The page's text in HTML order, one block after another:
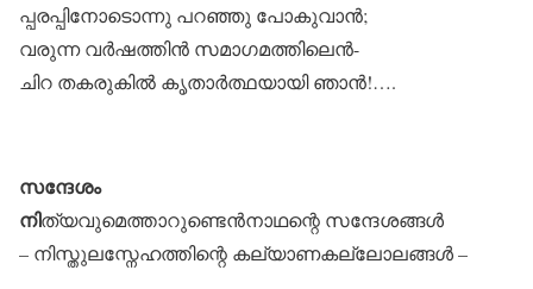
പ്പരപ്പിനോടൊന്നു പറഞ്ഞു പോകുവാൻ;
വരുന്ന വർഷത്തിൻ സമാഗമത്തിലെൻ-
ചിറ തകരുകിൽ കൃതാർത്ഥയായി ഞാൻ!….
സന്ദേശം
നിത്യവുമെത്താറുണ്ടെൻനാഥന്റെ സന്ദേശങ്ങൾ
– നിസ്തുലസ്നേഹത്തിന്റെ കല്യാണകല്ലോലങ്ങൾ –